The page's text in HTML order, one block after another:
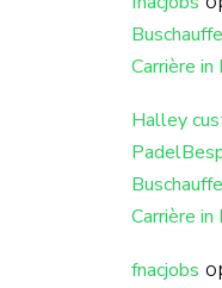
Carrière
Halley
Carrière
fnacjobs